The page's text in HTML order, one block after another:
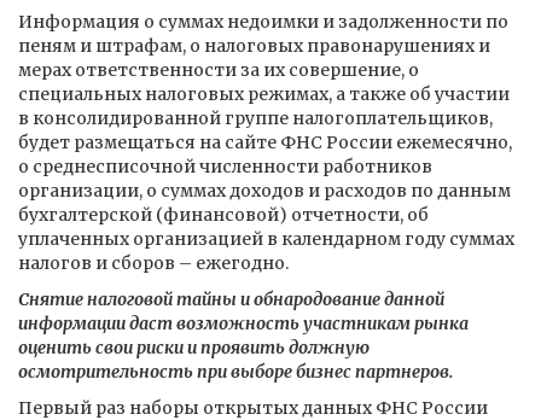
Информация о суммах недоимки и задолженности по
пеням и штрафам, о налоговых правонарушениях и
мерах ответственности за их совершение, о
специальных налоговых режимах, а также об участии
в консолидированной группе налогоплательщиков,
будет размещаться на сайте ФНС России ежемесячно,
о среднесписочной численности работников
организации, о суммах доходов и расходов по данным
бухгалтерской (финансовой) отчетности, об
уплаченных организацией в календарном году суммах
налогов и сборов – ежегодно.
Снятие налоговой тайны и обнародование данной
информации даст возможность участникам рынка
оценить свои риски и проявить должную
осмотрительность при выборе бизнес партнеров.
Первый раз наборы открытых данных ФНС России